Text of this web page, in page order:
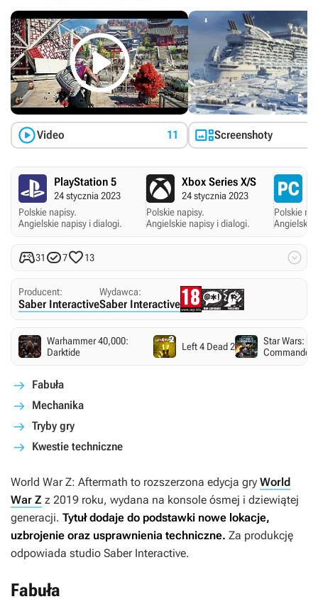

Video 11 Screenshoty
PlayStation 5
24 stycznia 2023
Polskie napisy.
Angielskie napisy i dialogi.
Xbox Series X/S
24 stycznia 2023
Polskie napisy.
Angielskie napisy i dialogi.
Polskie
Angielskie
31 713 
Producent:
Saber Interactive
Wydawca:
Saber Interactive
Warhammer 40,000:
Darktide
Left 4 Dead 2
Star Wars:
Commando
Fabuła
Mechanika
Tryby gry
Kwestie techniczne
World War Z: Aftermath to rozszerzona edycja gry World
War Z z 2019 roku, wydana na konsole ósmej i dziewiątej
generacji. Tytuł dodaje do podstawki nowe lokacje,
uzbrojenie oraz usprawnienia techniczne. Za produkcję
odpowiada studio Saber Interactive.
Fabuła